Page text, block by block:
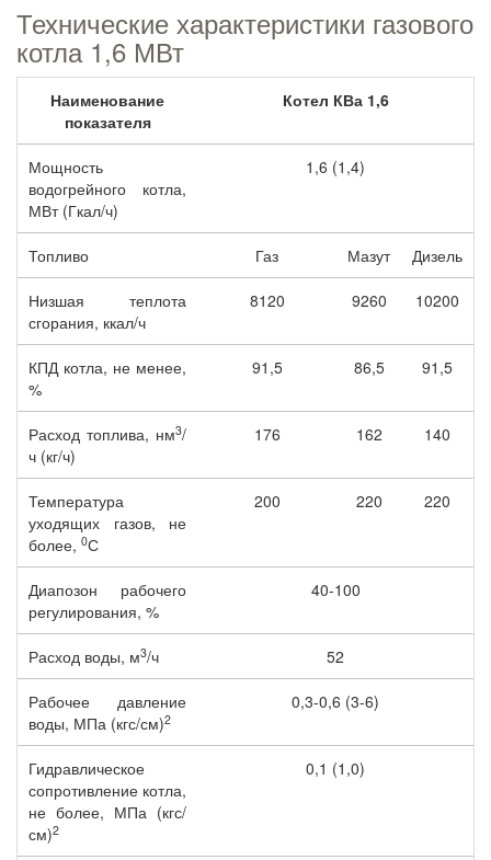
Технические характеристики газового
котла 1,6 МВт
Наименование
показателя
Котел КВа 1,6
Мощность
водогрейного котла,
МВт (Гкал/ч)
1,6 (1,4)
Топливо Газ Мазут Дизель
Низшая теплота
сгорания, ккал/ч
8120 9260 10200
КПД котла, не менее,
%
91,5 86,5 91,5
Расход топлива, нм3/
ч (кг/ч)
176 162 140
Температура
уходящих газов, не
более, 0С
200 220 220
Диапозон рабочего
регулирования, %
40-100
Расход воды, м3/ч 52
Рабочее давление
воды, МПа (кгс/см)2
0,3-0,6 (3-6)
Гидравлическое
сопротивление котла,
не более, МПа (кгс/
см)2
0,1 (1,0)